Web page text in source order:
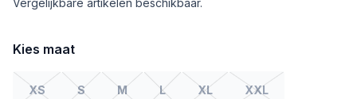
Vergelijkbare artikelen beschikbaar.
Kies maat
XS S M L XL XXL